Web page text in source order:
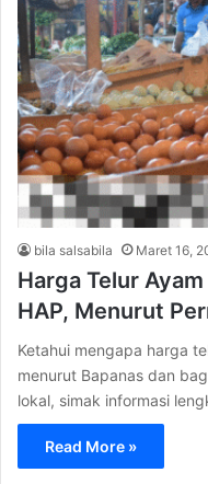
bila salsabila Maret 16,
Harga Telur
HAP, Menurut
Ketahui mengapa harga
menurut Bapanas dan
lokal, simak informasi
Read More »